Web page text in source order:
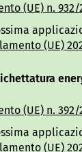
(UE) n. 932/
(UE)
(UE) n. 392/
(UE)